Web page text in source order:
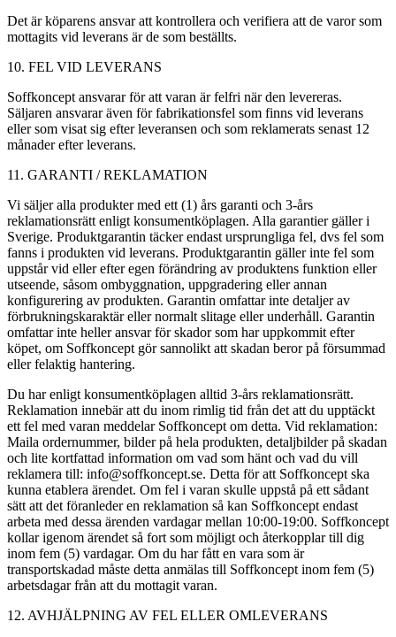
Det är köparens ansvar att kontrollera och verifiera att de varor som
mottagits vid leverans är de som beställts.
10. FEL VID LEVERANS
Soffkoncept ansvarar för att varan är felfri när den levereras.
Säljaren ansvarar även för fabrikationsfel som finns vid leverans
eller som visat sig efter leveransen och som reklamerats senast 12
månader efter leverans.
11. GARANTI / REKLAMATION
Vi säljer alla produkter med ett (1) års garanti och 3-års
reklamationsrätt enligt konsumentköplagen. Alla garantier gäller i
Sverige. Produktgarantin täcker endast ursprungliga fel, dvs fel som
fanns i produkten vid leverans. Produktgarantin gäller inte fel som
uppstår vid eller efter egen förändring av produktens funktion eller
utseende, såsom ombyggnation, uppgradering eller annan
konfigurering av produkten. Garantin omfattar inte detaljer av
förbrukningskaraktär eller normalt slitage eller underhåll. Garantin
omfattar inte heller ansvar för skador som har uppkommit efter
köpet, om Soffkoncept gör sannolikt att skadan beror på försummad
eller felaktig hantering.
Du har enligt konsumentköplagen alltid 3-års reklamationsrätt.
Reklamation innebär att du inom rimlig tid från det att du upptäckt
ett fel med varan meddelar Soffkoncept om detta. Vid reklamation:
Maila ordernummer, bilder på hela produkten, detaljbilder på skadan
och lite kortfattad information om vad som hänt och vad du vill
reklamera till: info@soffkoncept.se. Detta för att Soffkoncept ska
kunna etablera ärendet. Om fel i varan skulle uppstå på ett sådant
sätt att det föranleder en reklamation så kan Soffkoncept endast
arbeta med dessa ärenden vardagar mellan 10:00-19:00. Soffkoncept
kollar igenom ärendet så fort som möjligt och återkopplar till dig
inom fem (5) vardagar. Om du har fått en vara som är
transportskadad måste detta anmälas till Soffkoncept inom fem (5)
arbetsdagar från att du mottagit varan.
12. AVHJÄLPNING AV FEL ELLER OMLEVERANS